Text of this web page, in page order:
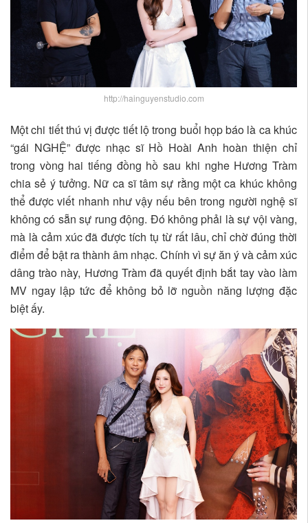
http://hainguyenstudio.com
Một chi tiết thú vị được tiết lộ trong buổi họp báo là ca khúc
“gái NGHỆ” được nhạc sĩ Hồ Hoài Anh hoàn thiện chỉ
trong vòng hai tiếng đồng hồ sau khi nghe Hương Tràm
chia sẻ ý tưởng. Nữ ca sĩ tâm sự rằng một ca khúc không
thể được viết nhanh như vậy nếu bên trong người nghệ sĩ
không có sẵn sự rung động. Đó không phải là sự vội vàng,
mà là cảm xúc đã được tích tụ từ rất lâu, chỉ chờ đúng thời
điểm để bật ra thành âm nhạc. Chính vì sự ăn ý và cảm xúc
dâng trào này, Hương Tràm đã quyết định bắt tay vào làm
MV ngay lập tức để không bỏ lỡ nguồn năng lượng đặc
biệt ấy.